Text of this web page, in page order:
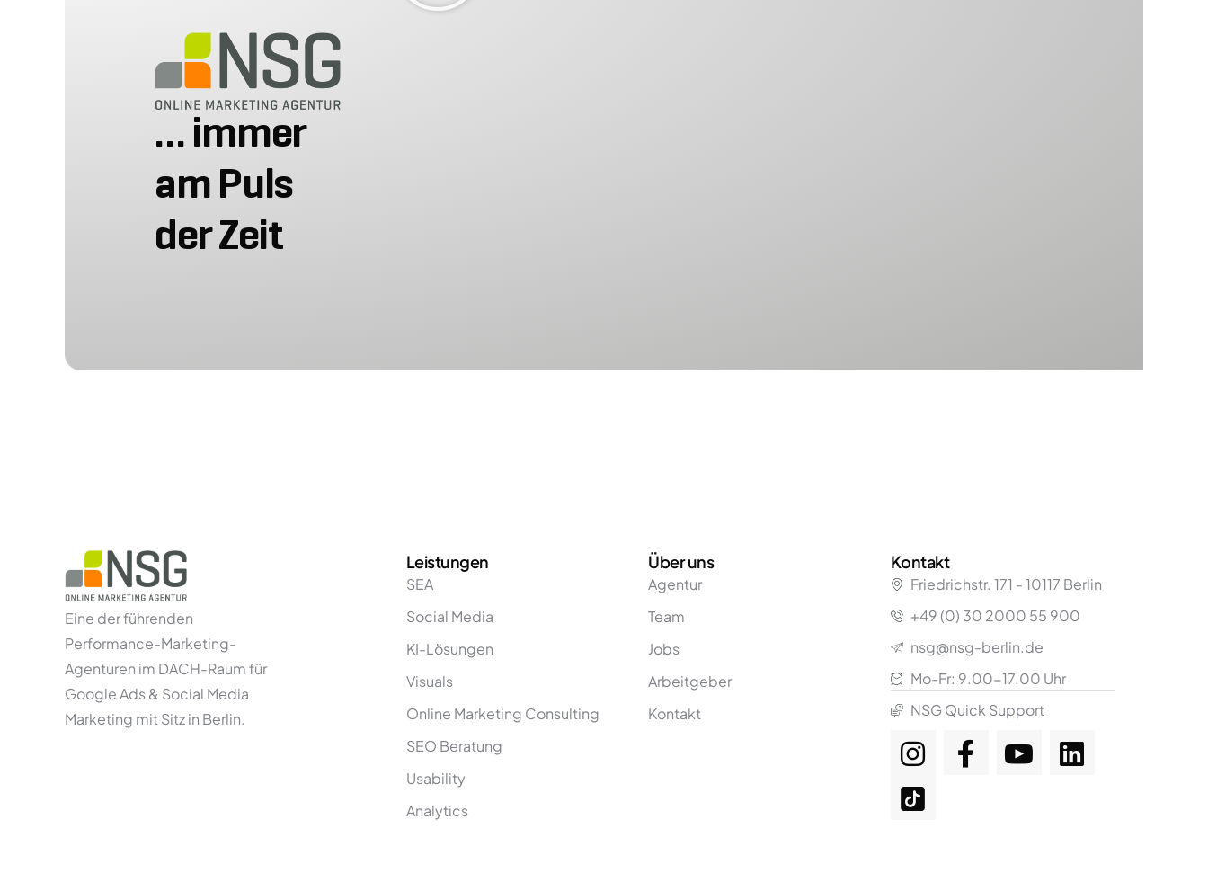
… immer
am Puls
der Zeit
Eine der führenden
Performance-Marketing-
Agenturen im DACH-Raum für
Google Ads & Social Media
Marketing mit Sitz in Berlin.
Leistungen
SEA
Social Media
KI-Lösungen
Visuals
Online Marketing Consulting
SEO Beratung
Usability
Analytics
Über uns
Agentur
Team
Jobs
Arbeitgeber
Kontakt
Kontakt
Friedrichstr.171 - 10117 Berlin
+49 (0) 30 2000 55 900
nsg@nsg-berlin.de
Mo-Fr: 9.00-17.00 Uhr
NSG Quick Support